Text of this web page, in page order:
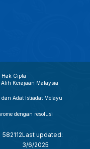
Hak Cipta
Kerajaan Malaysia
Adat Istiadat Melayu
dengan resolusi
582112Last updated:
3/6/2025